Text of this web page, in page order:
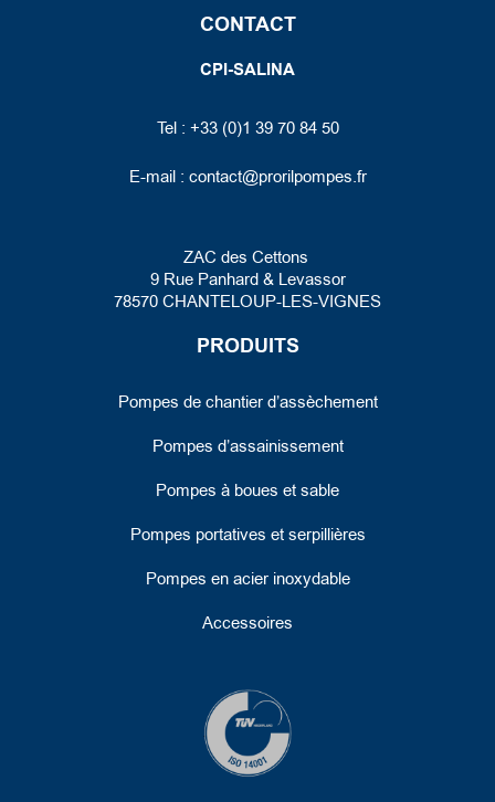
CONTACT
CPI-SALINA
Tel : +33 (0)1 39 70 84 50
E-mail : contact@prorilpompes.fr
ZAC des Cettons
9 Rue Panhard& Levassor
78570 CHANTELOUP-LES-VIGNES
PRODUITS
Pompes de chantier d’assèchement
Pompes d’assainissement
Pompes à boues et sable
Pompes portatives et serpillières
Pompes en acier inoxydable
Accessoires